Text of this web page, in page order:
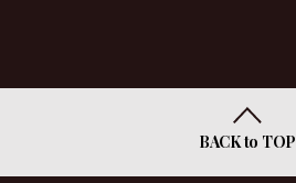
BACK to TOP